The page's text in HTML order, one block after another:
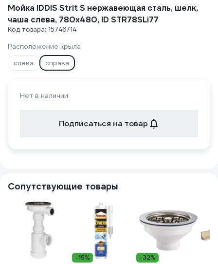
Мойка IDDIS Strit S нержавеющая сталь, шелк,
чаша слева, 780x480, ID STR78SLi77
Код товара: 15746714
Расположение крыла
слева
справа
Нет в наличии
Подписаться на товар
Сопутствующие товары
-15% -32%